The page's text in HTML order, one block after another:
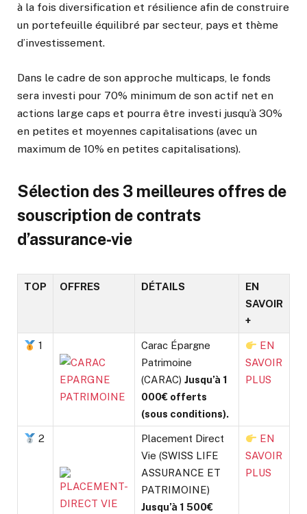
à la fois diversification et résilience afin de construire
un portefeuille équilibré par secteur, pays et thème
d’investissement.
Dans le cadre de son approche multicaps, le fonds
sera investi pour 70% minimum de son actif net en
actions large caps et pourra être investi jusqu’à 30%
en petites et moyennes capitalisations (avec un
maximum de 10% en petites capitalisations).
Sélection des 3 meilleures offres de
souscription de contrats
d’assurance-vie
TOP OFFRES DÉTAILS
EN
SAVOIR
+
1
Carac Épargne
Patrimoine
(CARAC) Jusqu’à 1
000€ offerts
(sous conditions).
EN
SAVOIR
PLUS
2
Placement Direct
Vie (SWISS LIFE
ASSURANCE ET
PATRIMOINE)
Jusqu’à 1 500€
EN
SAVOIR
PLUS